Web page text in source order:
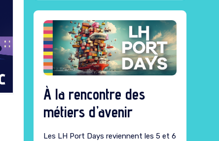
À la rencontre des
métiers d’avenir
Les LH Port Days reviennent les 5 et 6